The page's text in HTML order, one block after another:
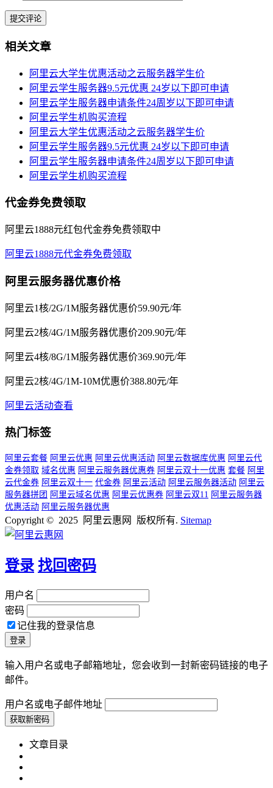
相关文章
阿里云大学生优惠活动之云服务器学生价
阿里云学生服务器9.5元优惠 24岁以下即可申请
阿里云学生服务器申请条件24周岁以下即可申请
阿里云学生机购买流程
阿里云大学生优惠活动之云服务器学生价
阿里云学生服务器9.5元优惠 24岁以下即可申请
阿里云学生服务器申请条件24周岁以下即可申请
阿里云学生机购买流程
代金券免费领取
阿里云1888元红包代金券免费领取中
阿里云1888元代金券免费领取
阿里云服务器优惠价格
阿里云1核/2G/1M服务器优惠价59.90元/年
阿里云2核/4G/1M服务器优惠价209.90元/年
阿里云4核/8G/1M服务器优惠价369.90元/年
阿里云2核/4G/1M-10M优惠价388.80元/年
阿里云活动查看
热门标签
阿里云套餐 阿里云优惠 阿里云优惠活动 阿里云数据库优惠 阿里云代
金券领取 域名优惠 阿里云服务器优惠券 阿里云双十一优惠 套餐 阿里
云代金券 阿里云双十一 代金券 阿里云活动 阿里云服务器活动 阿里云
服务器拼团 阿里云域名优惠 阿里云优惠券 阿里云双11 阿里云服务器
优惠活动 阿里云服务器优惠
Copyright © 2025 阿里云惠网 版权所有. Sitemap
登录 找回密码
用户名
密码
记住我的登录信息
输入用户名或电子邮箱地址，您会收到一封新密码链接的电子
邮件。
用户名或电子邮件地址
文章目录